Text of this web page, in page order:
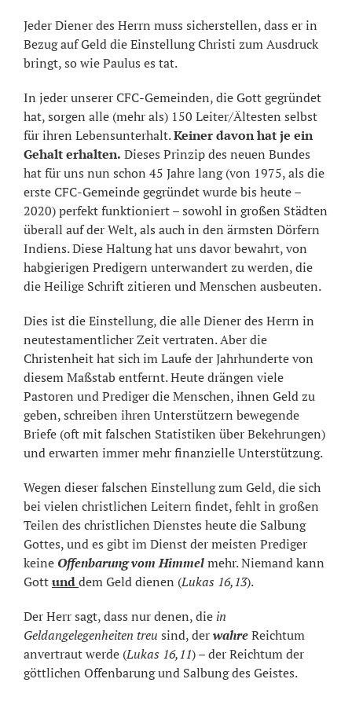
Jeder Diener des Herrn muss sicherstellen, dass er in
Bezug auf Geld die Einstellung Christi zum Ausdruck
bringt, so wie Paulus es tat.
In jeder unserer CFC-Gemeinden, die Gott gegründet
hat, sorgen alle (mehr als) 150 Leiter/Ältesten selbst
für ihren Lebensunterhalt.Keiner davon hat je ein
Gehalt erhalten. Dieses Prinzip des neuen Bundes
hat für uns nun schon 45 Jahre lang (von 1975, als die
erste CFC-Gemeinde gegründet wurde bis heute –
2020) perfekt funktioniert – sowohl in großen Städten
überall auf der Welt, als auch in den ärmsten Dörfern
Indiens. Diese Haltung hat uns davor bewahrt, von
habgierigen Predigern unterwandert zu werden, die
die Heilige Schrift zitieren und Menschen ausbeuten.
Dies ist die Einstellung, die alle Diener des Herrn in
neutestamentlicher Zeit vertraten. Aber die
Christenheit hat sich im Laufe der Jahrhunderte von
diesem Maßstab entfernt. Heute drängen viele
Pastoren und Prediger die Menschen, ihnen Geld zu
geben, schreiben ihren Unterstützern bewegende
Briefe (oft mit falschen Statistiken über Bekehrungen)
und erwarten immer mehr finanzielle Unterstützung.
Wegen dieser falschen Einstellung zum Geld, die sich
bei vielen christlichen Leitern findet, fehlt in großen
Teilen des christlichen Dienstes heute die Salbung
Gottes, und es gibt im Dienst der meisten Prediger
keine Offenbarung vom Himmelmehr. Niemand kann
Gottunddem Geld dienen (Lukas 16,13).
Der Herr sagt, dass nur denen, die in
Geldangelegenheiten treu sind, derwahreReichtum
anvertraut werde (Lukas 16,11) – der Reichtum der
göttlichen Offenbarung und Salbung des Geistes.